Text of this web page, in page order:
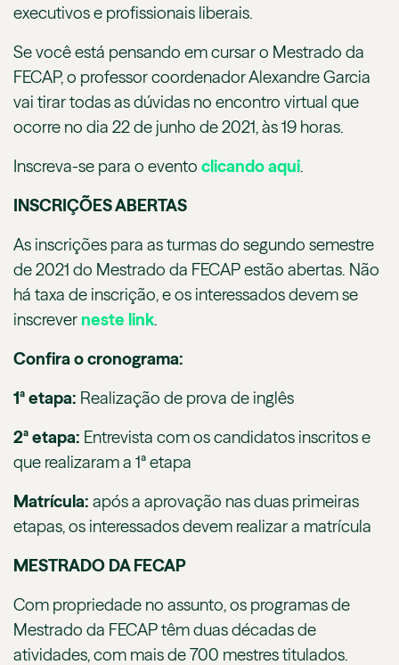
executivos e profissionais liberais.
Se você está pensando em cursar o Mestrado da
FECAP, o professor coordenador Alexandre Garcia
vai tirar todas as dúvidas no encontro virtual que
ocorre no dia 22 de junho de 2021, às 19 horas.
Inscreva-se para o evento clicando aqui.
INSCRIÇÕES ABERTAS
As inscrições para as turmas do segundo semestre
de 2021 do Mestrado da FECAP estão abertas. Não
há taxa de inscrição, e os interessados devem se
inscrever neste link.
Confira o cronograma:
1ª etapa: Realização de prova de inglês
2ª etapa: Entrevista com os candidatos inscritos e
que realizaram a 1ª etapa
Matrícula: após a aprovação nas duas primeiras
etapas, os interessados devem realizar a matrícula
MESTRADO DA FECAP
Com propriedade no assunto, os programas de
Mestrado da FECAP têm duas décadas de
atividades, com mais de 700 mestres titulados.